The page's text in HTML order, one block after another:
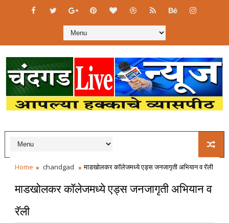
Home chandgad माडखोलकर कॉलेजमध्ये एड्स जनजागृती अभियान व रॅली
माडखोलकर कॉलेजमध्ये एड्स जनजागृती अभियान व
रॅली